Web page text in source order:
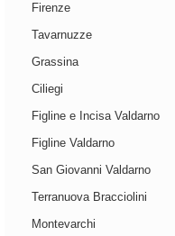
Firenze
Tavarnuzze
Grassina
Ciliegi
Figline e Incisa Valdarno
Figline Valdarno
San Giovanni Valdarno
Terranuova Bracciolini
Montevarchi